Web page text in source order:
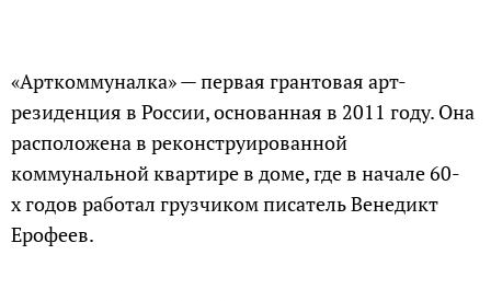
«Арткоммуналка» — первая грантовая арт-
резиденция в России, основанная в 2011 году. Она
расположена в реконструированной
коммунальной квартире в доме, где в начале 60-
х годов работал грузчиком писатель Венедикт
Ерофеев.